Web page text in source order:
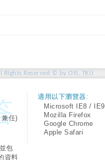
Reserved © by OIS, TKU
任)
包
資料
適用以下瀏覽器:
Microsoft IE8 / IE9
Mozilla Firefox
Google Chrome
Apple Safari